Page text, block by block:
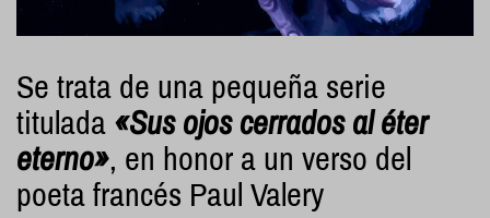
Se trata de una pequeña serie
titulada «Sus ojos cerrados al éter
eterno», en honor a un verso del
poeta francés Paul Valery